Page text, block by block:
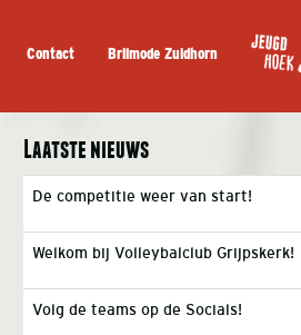
Contact Brilmode Zuidhorn
Laatste nieuws
De competitie weer van start!
Welkom bij Volleybalclub Grijpskerk!
Volg de teams op de Socials!